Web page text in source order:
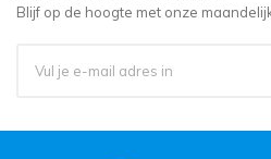
Blijf op de hoogte met onze